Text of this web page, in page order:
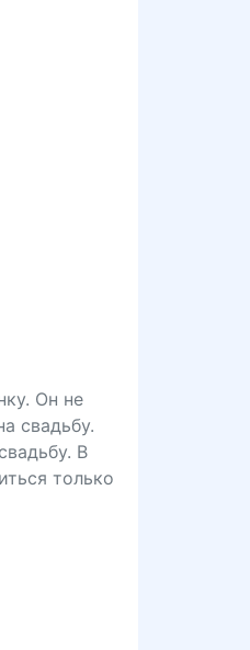
Он не
свадьбу.
В
только